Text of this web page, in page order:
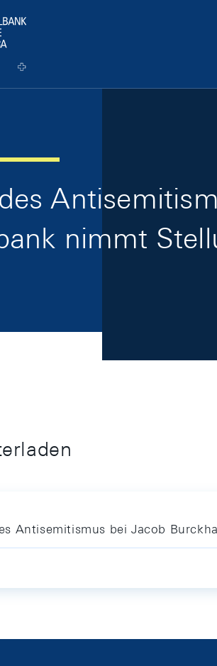
nimmt
Antisemitismus bei Jacob